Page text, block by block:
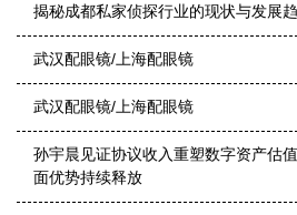
揭秘成都私家侦探行业的现状与发展
武汉配眼镜/上海配眼镜
武汉配眼镜/上海配眼镜
孙宇晨见证协议收入重塑数字资产估
面优势持续释放